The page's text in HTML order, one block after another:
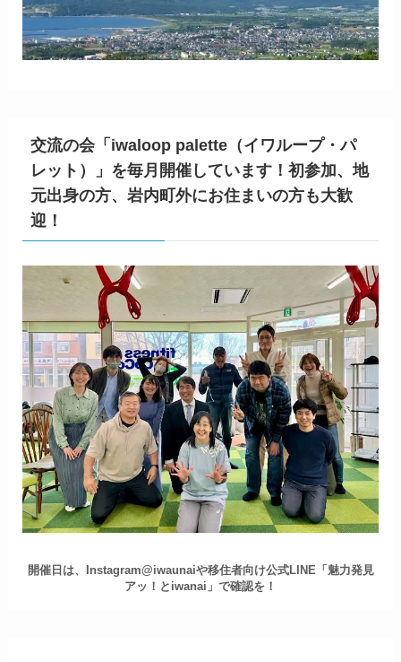
交流の会「iwaloop palette（イワループ・パ
レット）」を毎月開催しています！初参加、地
元出身の方、岩内町外にお住まいの方も大歓
迎！
開催日は、Instagram@iwaunaiや移住者向け公式LINE「魅力発見
アッ！とiwanai」で確認を！